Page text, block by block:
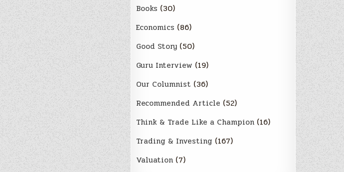
Books (30)
Economics (86)
Good Story (50)
Guru Interview (19)
Our Columnist (36)
Recommended Article (52)
Think & Trade Like a Champion (16)
Trading & Investing (167)
Valuation (7)